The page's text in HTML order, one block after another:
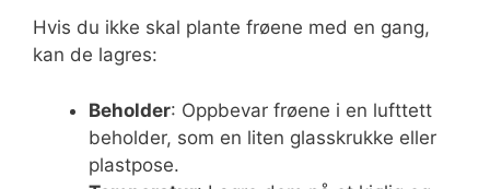
Hvis du ikke skal plante frøene med en gang,
kan de lagres:
Beholder: Oppbevar frøene i en lufttett
beholder, som en liten glasskrukke eller
plastpose.